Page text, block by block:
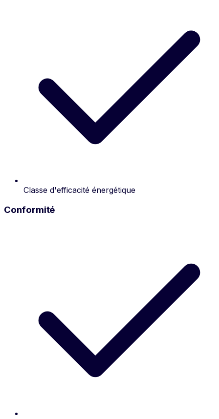
Classe d'efficacité énergétique
Conformité